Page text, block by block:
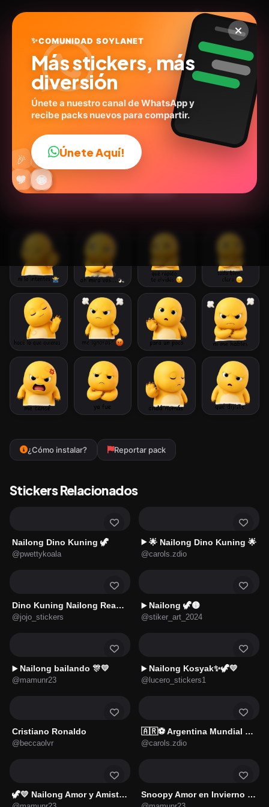
Nailong Ofendido 💛😠
@mamunr23
12stickers Expresiones
¿Cómo instalar? Reportar pack
Stickers Relacionados
Nailong Dino Kuning 🦖
@pwettykoala
▶️ 🌟 Nailong Dino Kuning 🌟
@carols.zdio
Dino Kuning Nailong Reactions
@jojo_stickers
▶️ Nailong 🦖🟡
@stiker_art_2024
▶️ Nailong bailando 🎊💛
@mamunr23
▶️ Nailong Kosyak✨🦖💛
@lucero_stickers1
Cristiano Ronaldo
@beccaolvr
🇦🇷⚽ Argentina Mundial ⚽🇦🇷
@carols.zdio
🦖💛 Nailong Amor y Amistad 💘 Snoopy Amor en Invierno 🐾❤️
😎
😂
🔥
💬
❤️ ✨
🤩
😜
🎉 👍
✨COMUNIDAD SOYLANET
Más stickers, más
diversión
Únete a nuestro canal de WhatsApp y
recibe packs nuevos para compartir.
Únete Aquí!